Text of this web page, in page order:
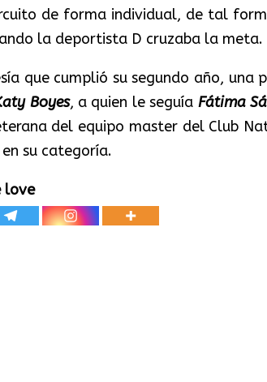
de forma individual, de tal
la deportista D cruzaba la meta.
que cumplió su segundo año, una
Boyes, a quien le seguía Fátima
del equipo master del Club
su categoría.
love